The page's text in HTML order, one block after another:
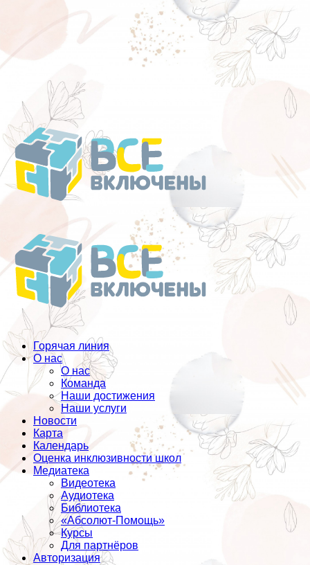
Перейти
к
содержанию
Горячая линия
О нас
О нас
Команда
Наши достижения
Наши услуги
Новости
Карта
Календарь
Оценка инклюзивности школ
Медиатека
Видеотека
Аудиотека
Библиотека
«Абсолют-Помощь»
Курсы
Для партнёров
Авторизация